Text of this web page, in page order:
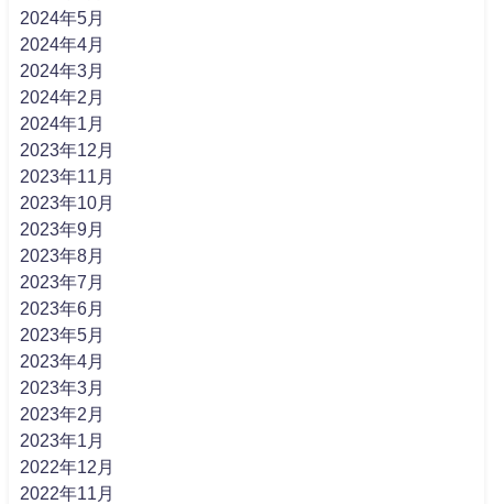
2024年5月
2024年4月
2024年3月
2024年2月
2024年1月
2023年12月
2023年11月
2023年10月
2023年9月
2023年8月
2023年7月
2023年6月
2023年5月
2023年4月
2023年3月
2023年2月
2023年1月
2022年12月
2022年11月